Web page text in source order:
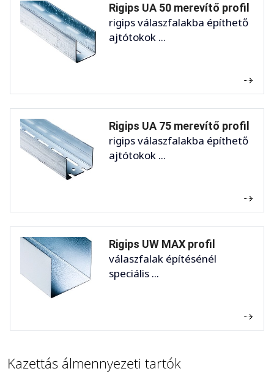
Rigips UA 50 merevítő profil
rigips válaszfalakba építhető
ajtótokok ...
Rigips UA 75 merevítő profil
rigips válaszfalakba építhető
ajtótokok ...
Rigips UW MAX profil
válaszfalak építésénél
speciális ...
Kazettás álmennyezeti tartók